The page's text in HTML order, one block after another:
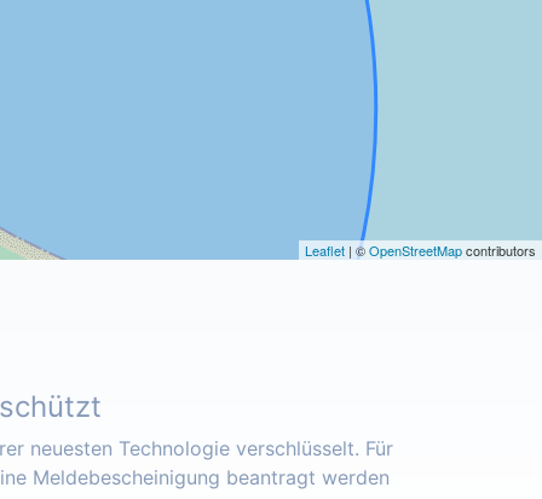
Leaflet | ©OpenStreetMapcontributors
neuesten Technologie verschlüsselt. Für
Meldebescheinigung beantragt werden